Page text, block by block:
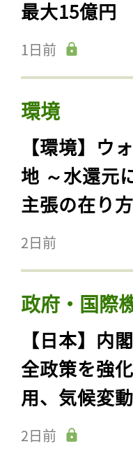
最大15億円
1日前
環境
【環境】ウ
地 ～水還元
主張の在り
2日前
政府・国際
【日本】内
全政策を強
用、気候変
2日前